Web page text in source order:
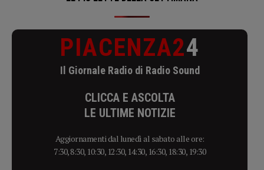
PIACENZA24
Il Giornale Radio di Radio Sound
CLICCA E ASCOLTA
LE ULTIME NOTIZIE
Aggiornamenti dal lunedì al sabato alle ore:
7:30, 8:30, 10:30, 12:30, 14:30, 16:30, 18:30, 19:30